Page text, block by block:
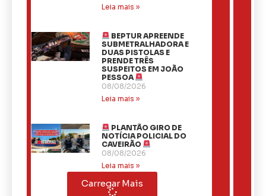
Leia mais »
BEPTUR APREENDE
SUBMETRALHADORA E
DUAS PISTOLAS E
PRENDE TRÊS
SUSPEITOS EM JOÃO
PESSOA
08/08/2026
Leia mais »
PLANTÃO GIRO DE
NOTÍCIA POLICIAL DO
CAVEIRÃO
08/08/2026
Leia mais »
Carregar Mais